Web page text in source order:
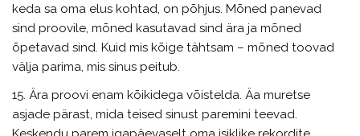
keda sa oma elus kohtad, on põhjus. Mõned panevad
sind proovile, mõned kasutavad sind ära ja mõned
õpetavad sind. Kuid mis kõige tähtsam – mõned toovad
välja parima, mis sinus peitub.
15. Ära proovi enam kõikidega võistelda. Äa muretse
asjade pärast, mida teised sinust paremini teevad.